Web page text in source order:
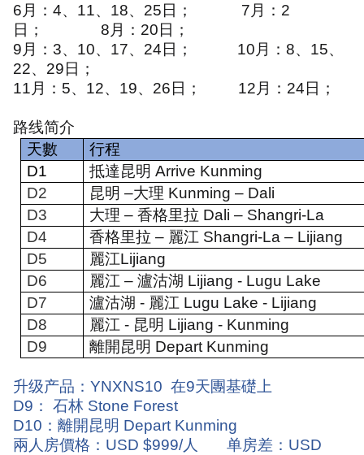
6 月： 4、 11、 18、 25 日； 7 月： 2
日；
8 月： 20 日；
9 月： 3、 10、 17、 24 日； 10 月： 8、 15、
22、 29 日；
11 月： 5、 12、 19、 26 日； 12 月： 24 日；
路线简介
天數
行程
D1
抵達昆明 Arrive Kunming
D2
昆明–大理 Kunming – Dali
D3
大理–香格里拉 Dali – Shangri-La
D4
香格里拉– 麗江 Shangri-La – Lijiang
D5
麗江Lijiang
D6
麗江–瀘沽湖 Lijiang - Lugu Lake
D7
瀘沽湖 - 麗江 Lugu Lake - Lijiang
D8
麗江 - 昆明 Lijiang - Kunming
D9
離開昆明 Depart Kunming
升级产品： YNXNS10 在9天團基礎上
D9 ： 石林 Stone Forest
D10 ：離開昆明 Depart Kunming
兩人房價格： USD $999/人 单房差： USD